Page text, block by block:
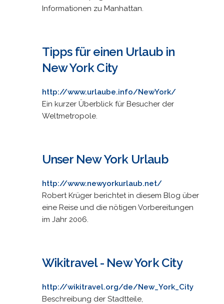
Informationen zu Manhattan.
Tipps für einen Urlaub in
New York City
http://www.urlaube.info/NewYork/
Ein kurzer Überblick für Besucher der
Weltmetropole.
Unser New York Urlaub
http://www.newyorkurlaub.net/
Robert Krüger berichtet in diesem Blog über
eine Reise und die nötigen Vorbereitungen
im Jahr 2006.
Wikitravel - New York City
http://wikitravel.org/de/New_York_City
Beschreibung der Stadtteile,